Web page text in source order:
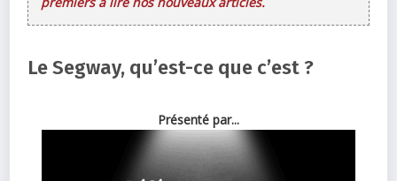
Le Segway, qu’est-ce que c’est ?
Présenté par...